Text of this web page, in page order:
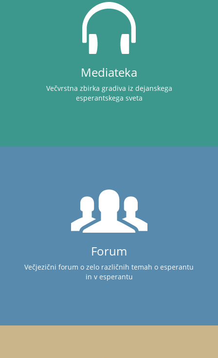
Mediateka
Večvrstna zbirka gradiva iz dejanskega
esperantskega sveta
Forum
Večjezični forum o zelo različnih temah o esperantu
in v esperantu